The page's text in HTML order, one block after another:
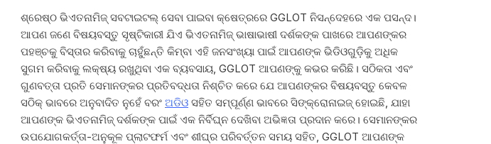
ଶ୍ରେଷ୍ଠ ଭିଏତନାମିଜ୍ ସବଟାଇଟଲ୍ ସେବା ପାଇବା କ୍ଷେତ୍ରରେ GGLOT ନିସନ୍ଦେହରେ ଏକ ପସନ୍ଦ।
ଆପଣ ଜଣେ ବିଷୟବସ୍ତୁ ସୃଷ୍ଟିକାରୀ ଯିଏ ଭିଏତନାମିଜ୍ ଭାଷାଭାଷୀ ଦର୍ଶକଙ୍କ ପାଖରେ ଆପଣଙ୍କର
ପହଞ୍ଚକୁ ବିସ୍ତାର କରିବାକୁ ଚାହୁଁଛନ୍ତି କିମ୍ବା ଏହି ଜନସଂଖ୍ୟା ପାଇଁ ଆପଣଙ୍କ ଭିଡିଓଗୁଡ଼ିକୁ ଅଧିକ
ସୁଗମ କରିବାକୁ ଲକ୍ଷ୍ୟ ରଖୁଥିବା ଏକ ବ୍ୟବସାୟ, GGLOT ଆପଣଙ୍କୁ କଭର କରିଛି। ସଠିକତା ଏବଂ
ଗୁଣବତ୍ତା ପ୍ରତି ସେମାନଙ୍କର ପ୍ରତିବଦ୍ଧତା ନିଶ୍ଚିତ କରେ ଯେ ଆପଣଙ୍କର ବିଷୟବସ୍ତୁ କେବଳ
ସଠିକ୍ ଭାବରେ ଅନୁବାଦିତ ନୁହେଁ ବରଂ ଅଡିଓ ସହିତ ସମ୍ପୂର୍ଣ୍ଣ ଭାବରେ ସିଙ୍କ୍ରୋନାଇଜ୍ ହୋଇଛି, ଯାହା
ଆପଣଙ୍କ ଭିଏତନାମିଜ୍ ଦର୍ଶକଙ୍କ ପାଇଁ ଏକ ନିର୍ବିଘ୍ନ ଦେଖିବା ଅଭିଜ୍ଞତା ପ୍ରଦାନ କରେ। ସେମାନଙ୍କର
ଉପଯୋଗକର୍ତ୍ତା-ଅନୁକୂଳ ପ୍ଲାଟଫର୍ମ ଏବଂ ଶୀଘ୍ର ପରିବର୍ତ୍ତନ ସମୟ ସହିତ, GGLOT ଆପଣଙ୍କ